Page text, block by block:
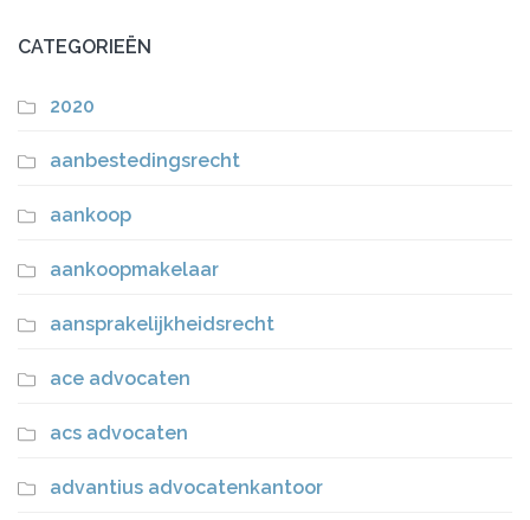
CATEGORIEËN
2020
aanbestedingsrecht
aankoop
aankoopmakelaar
aansprakelijkheidsrecht
ace advocaten
acs advocaten
advantius advocatenkantoor